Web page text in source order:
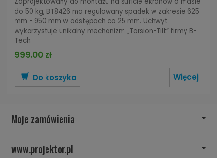
do 50 kg, BT8426 ma regulowany spadek w zakresie 625
mm - 950 mm w odstępach co 25 mm. Uchwyt
wykorzystuje unikalny mechanizm „Torsion-Tilt” firmy B-
Tech.
999,00 zł
Do koszyka Więcej
Moje zamówienia
www.projektor.pl